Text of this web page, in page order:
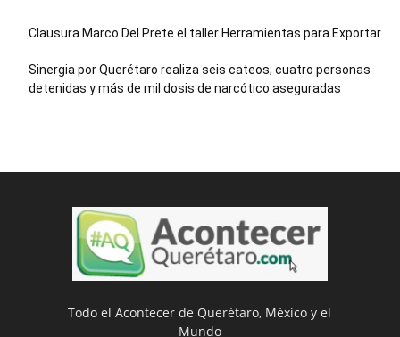
Clausura Marco Del Prete el taller Herramientas para Exportar
Sinergia por Querétaro realiza seis cateos; cuatro personas
detenidas y más de mil dosis de narcótico aseguradas
Todo el Acontecer de Querétaro, México y el
Mundo